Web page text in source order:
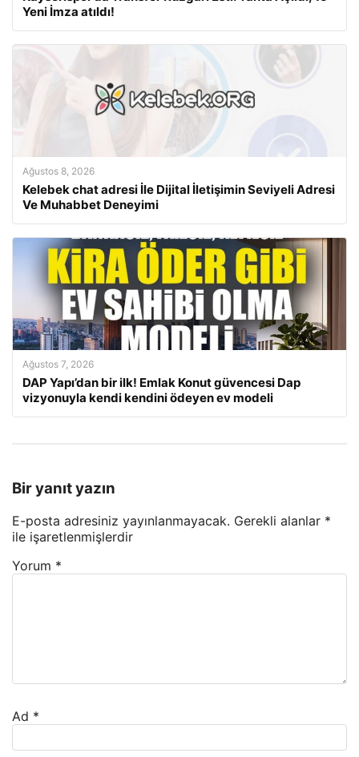
Yeni İmza atıldı!
Ağustos 8, 2026
Kelebek chat adresi İle Dijital İletişimin Seviyeli Adresi
Ve Muhabbet Deneyimi
Ağustos 7, 2026
DAP Yapı’dan bir ilk! Emlak Konut güvencesi Dap
vizyonuyla kendi kendini ödeyen ev modeli
Bir yanıt yazın
E-posta adresiniz yayınlanmayacak. Gerekli alanlar *
ile işaretlenmişlerdir
Yorum *
Ad *